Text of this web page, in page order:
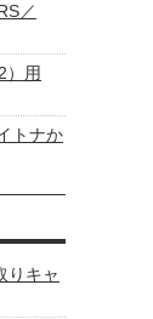
／
）用
トナか
りキャ